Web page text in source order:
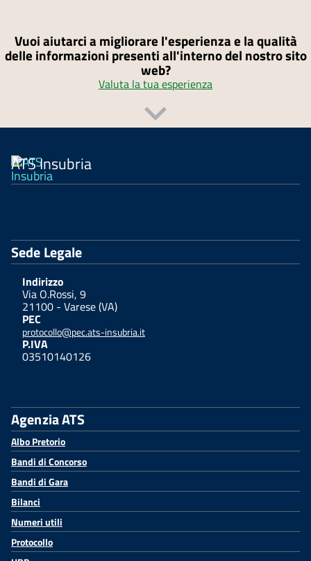
Vuoi aiutarci a migliorare l'esperienza e la qualità
delle informazioni presenti all'interno del nostro sito
web?
Valuta la tua esperienza
ATS Insubria
Sede Legale
Indirizzo
Via O.Rossi, 9
21100 - Varese (VA)
PEC
protocollo@pec.ats-insubria.it
P.IVA
03510140126
Agenzia ATS
Albo Pretorio
Bandi di Concorso
Bandi di Gara
Bilanci
Numeri utili
Protocollo